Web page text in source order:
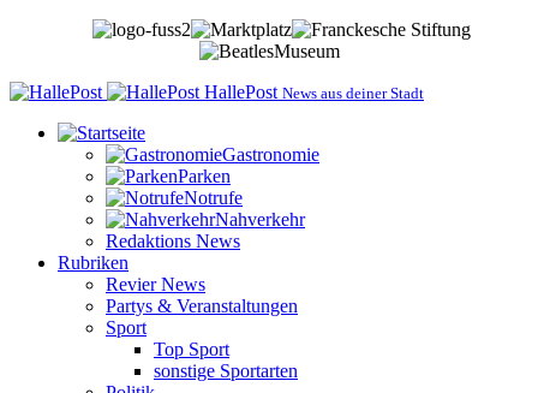
HallePost News aus deiner Stadt
Gastronomie
Parken
Notrufe
Nahverkehr
Redaktions News
Rubriken
Revier News
Partys & Veranstaltungen
Sport
Top Sport
sonstige Sportarten